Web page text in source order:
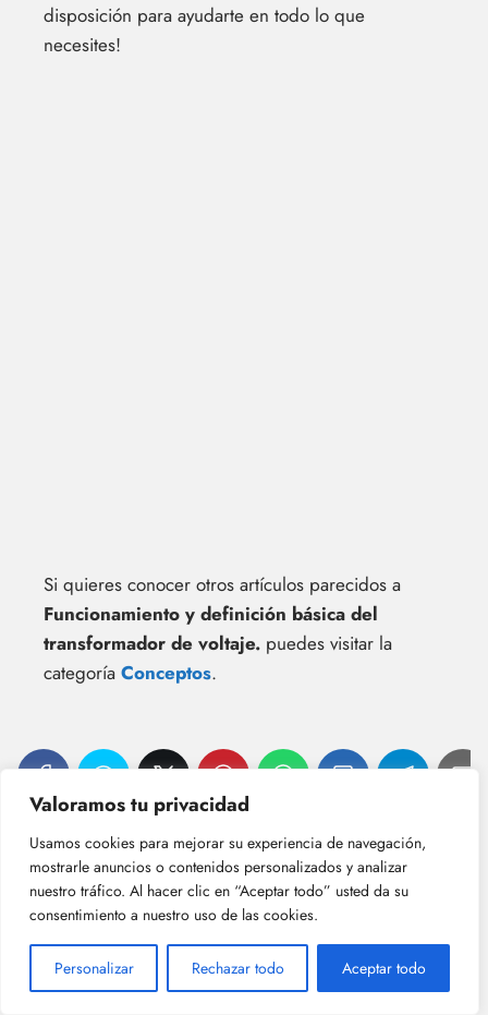
Valoramos tu privacidad
Usamos cookies para mejorar su experiencia de navegación,
mostrarle anuncios o contenidos personalizados y analizar
nuestro tráfico. Al hacer clic en “Aceptar todo” usted da su
consentimiento a nuestro uso de las cookies.
Personalizar Rechazar todo Aceptar todo
disposición para ayudarte en todo lo que
necesites!
Si quieres conocer otros artículos parecidos a
Funcionamiento y definición básica del
transformador de voltaje. puedes visitar la
categoría Conceptos.
alterno y corriente alterna
explicada.
convertidor de voltaje alterno
a continuo.